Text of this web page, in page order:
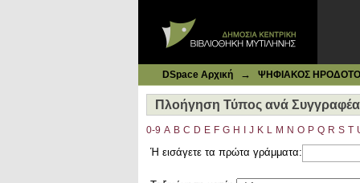
DSpace Αρχική → ΨΗΦΙΑΚΟΣ ΗΡΟΔΟΤΟΣ:
Πλοήγηση Τύπος ανά
0-9 A B C D E F G H J K L M N O P Q R S T
Ή εισάγετε τα πρώτα γράμματα: